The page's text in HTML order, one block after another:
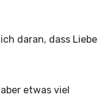
daran, dass Liebe
etwas viel